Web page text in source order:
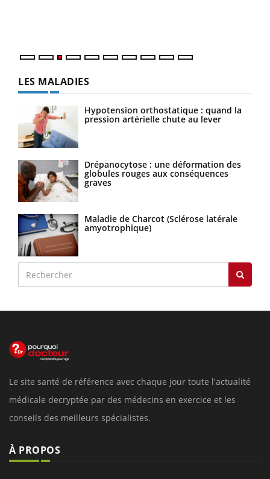
LES MALADIES
Hypotension orthostatique : quand la
pression artérielle chute au lever
Drépanocytose : une déformation des
globules rouges aux conséquences
graves
Maladie de Charcot (Sclérose latérale
amyotrophique)
Le site santé de référence avec chaque jour toute l'actualité
médicale decryptée par des médecins en exercice et les
conseils des meilleurs spécialistes.
À PROPOS